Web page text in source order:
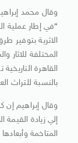
وقال محمد
“في إطار عملية
الاثرية بتوفير
المختلفة للاثار
القاهرة
بالنسبة للتراث
وقال إبراهيم إن
إلي زيادة
المتاخمة